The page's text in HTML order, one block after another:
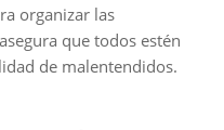
organizar las
que todos estén
de malentendidos.